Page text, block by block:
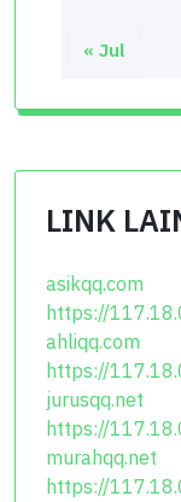
« Jul
LINK
asikqq.com
https://
ahliqq.com
https://
jurusqq.net
https://
murahqq.net
https://